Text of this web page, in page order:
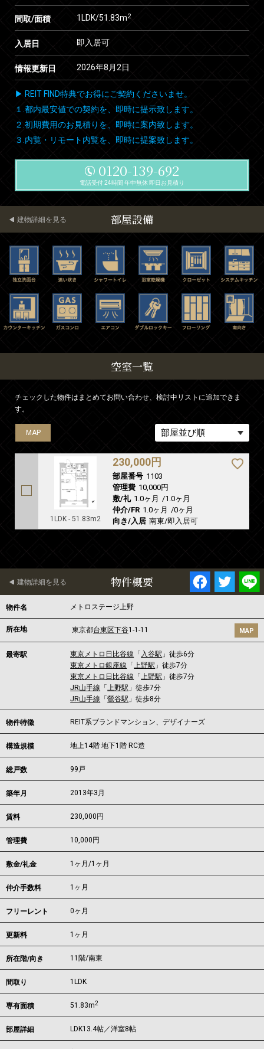
間取/面積 1LDK/51.83m2
入居日 即入居可
情報更新日 2026年8月2日
▶ REIT FIND特典でお得にご契約くださいませ。
１.都内最安値での契約を、即時に提示致します。
２.初期費用のお見積りを、即時に案内致します。
３.内覧・リモート内覧を、即時に提案致します。
0120-139-692
電話受付 24時間 年中無休 即日お見積り
部屋設備
建物詳細を見る
空室一覧
チェックした物件はまとめてお問い合わせ、検討中リストに追加できま
す。
MAP
1LDK - 51.83m2
230,000円
部屋番号 1103
管理費 10,000円
敷/礼 1.0ヶ月 /1.0ヶ月
仲介/FR 1.0ヶ月 /0ヶ月
向き/入居 南東/即入居可
物件概要
建物詳細を見る
物件名 メトロステージ上野
所在地 東京都台東区下谷1-1-11 MAP
最寄駅 東京メトロ日比谷線 「 入谷駅 」徒歩6分
東京メトロ銀座線 「上野駅 」徒歩7分
東京メトロ日比谷線 「上野駅 」徒歩7分
JR山手線 「上野駅 」徒歩7分
JR山手線 「鶯谷駅 」徒歩8分
物件特徴 REIT系ブランドマンション、デザイナーズ
構造規模 地上14階 地下1階 RC造
総戸数 99戸
築年月 2013年3月
賃料 230,000 円
管理費 10,000円
敷金/礼金 1ヶ月/1ヶ月
仲介手数料 1ヶ月
フリーレント 0ヶ月
更新料 1ヶ月
所在階/向き 11階/南東
間取り 1LDK
専有面積 51.83m2
部屋詳細 LDK13.4帖／洋室8帖